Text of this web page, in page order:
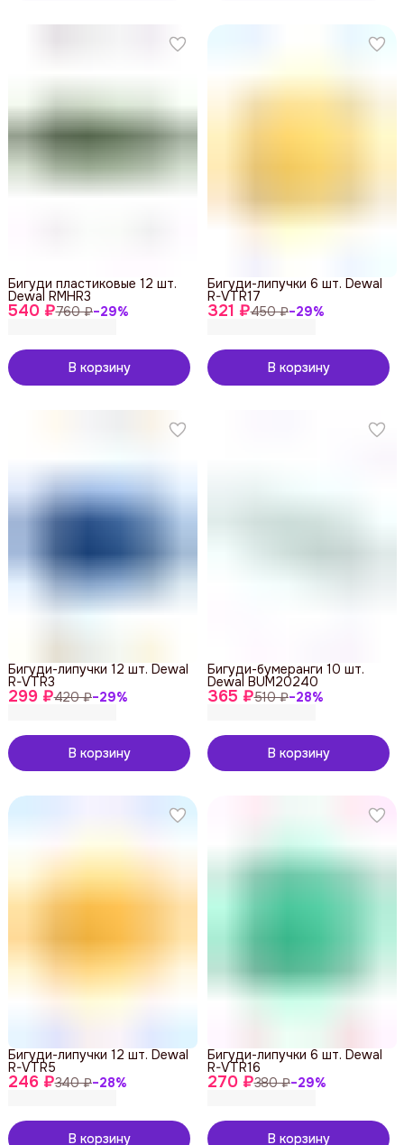
540 ₽760 ₽−29%
Бигуди пластиковые 12 шт.
Dewal RMHR3
В корзину
321 ₽450 ₽−29%
Бигуди-липучки 6 шт. Dewal
R-VTR17
В корзину
299 ₽420 ₽−29%
Бигуди-липучки 12 шт. Dewal
R-VTR3
В корзину
365 ₽510 ₽−28%
Бигуди-бумеранги 10 шт.
Dewal BUM20240
В корзину
246 ₽340 ₽−28%
Бигуди-липучки 12 шт. Dewal
R-VTR5
В корзину
270 ₽380 ₽−29%
Бигуди-липучки 6 шт. Dewal
R-VTR16
В корзину